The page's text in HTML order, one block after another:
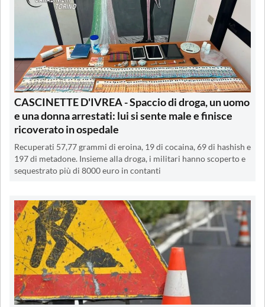
CASCINETTE D'IVREA - Spaccio di droga, un uomo
e una donna arrestati: lui si sente male e finisce
ricoverato in ospedale
Recuperati 57,77 grammi di eroina, 19 di cocaina, 69 di hashish e
197 di metadone. Insieme alla droga, i militari hanno scoperto e
sequestrato più di 8000 euro in contanti